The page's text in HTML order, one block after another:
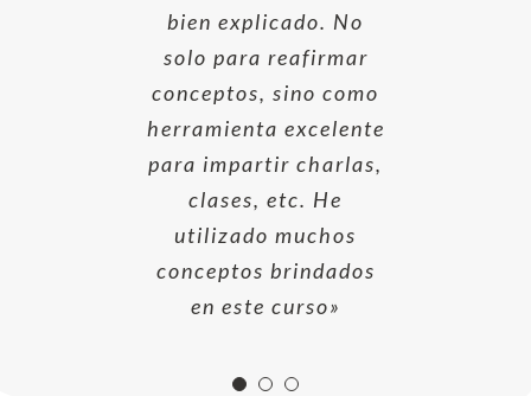
bien explicado. No
solo para reafirmar
conceptos, sino como
herramienta excelente
para impartir charlas,
clases, etc. He
utilizado muchos
conceptos brindados
en este curso»
información. Muy bien
estructurado, buena
documentación.
Cursos como este
necesitan l@s
ciudadan@s”
tener más información
sobre algunos tóxicos
y a intentar cambiar
mi consumo de ciertos
productos hacia otros
más sostenibles»